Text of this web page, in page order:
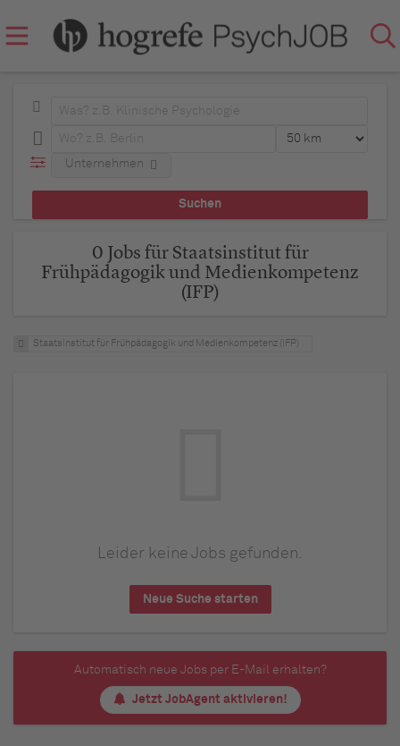
Unternehmen
0 Jobs für Staatsinstitut für
Frühpädagogik und Medienkompetenz
(IFP)
Staatsinstitut für Frühpädagogik und Medienkompetenz (IFP)
Leider keine Jobs gefunden.
Neue Suche starten
Automatisch neue Jobs per E-Mail erhalten?
Jetzt JobAgent aktivieren!